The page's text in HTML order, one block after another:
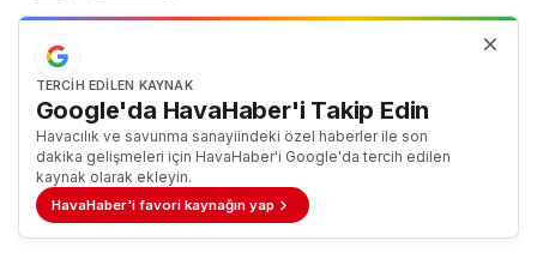
TERCIH EDILEN KAYNAK
Google'da HavaHaber'i Takip Edin
Havacılık ve savunma sanayiindeki özel haberler ile son
dakika gelişmeleri için HavaHaber'i Google'da tercih edilen
kaynak olarak ekleyin.
HavaHaber'i favori kaynağın yap